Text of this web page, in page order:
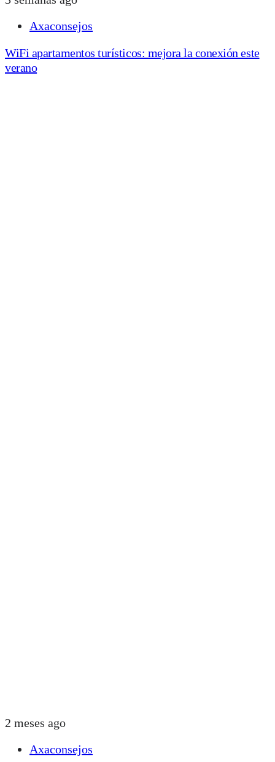
Axaconsejos
WiFi apartamentos turísticos: mejora la conexión este
verano
2 meses ago
Axaconsejos